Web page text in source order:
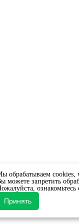
обрабатываем cookies,
можете запретить
ознакомьтесь
Принять